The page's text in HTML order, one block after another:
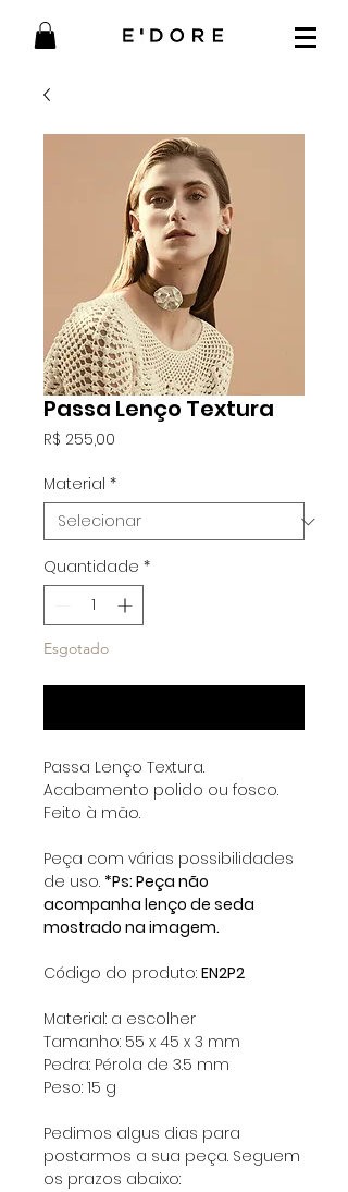
Passa Lenço Textura
R$ 255,00
Material *
Quantidade *
Esgotado
Passa Lenço Textura.
Acabamento polido ou fosco.
Feito à mão.
Peça com várias possibilidades
de uso. *Ps: Peça não
acompanha lenço de seda
mostrado na imagem.
Código do produto: EN2P2
Material: a escolher
Tamanho: 55 x 45 x 3 mm
Pedra: Pérola de 3.5 mm
Peso: 15 g
Pedimos algus dias para
postarmos a sua peça. Seguem
os prazos abaixo: